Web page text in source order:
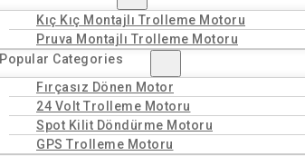
Kıç Kıç Montajlı Trolleme Motoru
Pruva Montajlı Trolleme Motoru
Popular Categories
Fırçasız Dönen Motor
24 Volt Trolleme Motoru
Spot Kilit Döndürme Motoru
GPS Trolleme Motoru